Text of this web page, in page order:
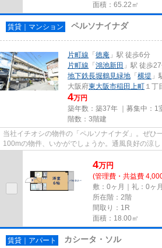
面積：65.22㎡
賃貸｜マンション ペルソナイナダ
片町線 「徳庵 」駅 徒歩6分
片町線 「鴻池新田 」駅 徒歩
地下鉄長堀鶴見緑地 「横堤 」
大阪府東大阪市稲田上町 １丁
4万円
築年数：築37年 ｜募集中： 1
階数：3階建
当社イチオシの物件の「ペルソナイナダ」。ぜひ
100mの物件、いかがでしょうか。通風良好の涼し
いたします。2駅利用できる場所...
4万円
(管理費・共益費
敷：0ヶ月｜礼：0ヶ月
所在階：2階
間取り：1R
面積：18.00㎡
賃貸｜アパート カシータ・ソル